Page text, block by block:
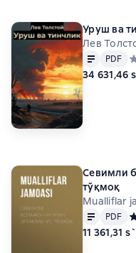
Уруш ва
Лев
Matn PDF
PDF
34 631,46
Севимли
тўқмоқ
Mualliflar
Matn PDF
PDF
11 361,31